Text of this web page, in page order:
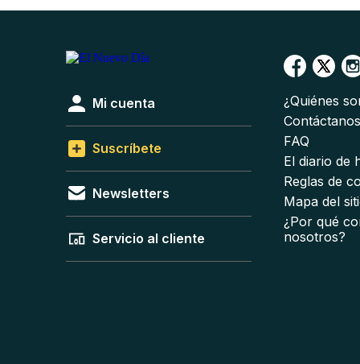
Mi cuenta
Suscríbete
Newsletters
Servicio al cliente
¿Quiénes
Contáctanos
FAQ
El diario de
Reglas de
Mapa del
¿Por qué
nosotros?